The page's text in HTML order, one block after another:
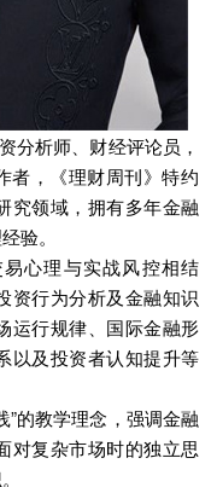
分析师、财经评论员，
者，《理财周刊》特约
究领域，拥有多年金融
验。
心理与实战风控相结
资行为分析及金融知识
运行规律、国际金融形
以及投资者认知提升等
”的教学理念，强调金融
对复杂市场时的独立思